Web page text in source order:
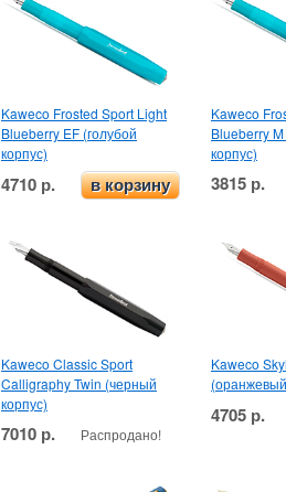
Kaweco Frosted Sport Light
Blueberry EF (голубой
корпус)
4710 р. в корзину
Kaweco
Blueberry
корпус)
3815 р.
Kaweco Classic Sport
Calligraphy Twin (черный
корпус)
7010 р. Распродано!
Kaweco
4705 р.